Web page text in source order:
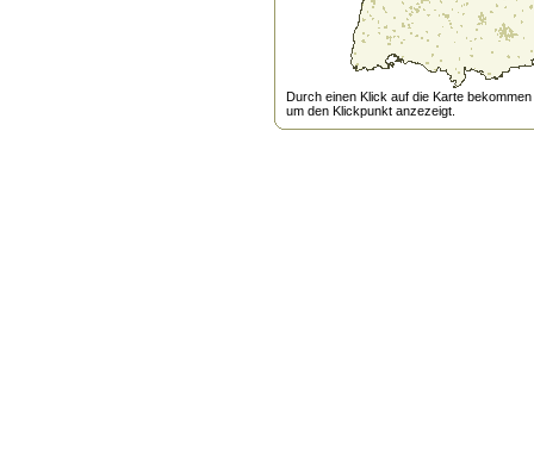
Durch einen Klick auf die Karte
um den Klickpunkt anzezeigt.